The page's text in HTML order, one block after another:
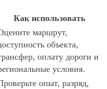
Как использовать
маршрут,
объекта,
оплату дороги и
условия.
опыт, разряд,